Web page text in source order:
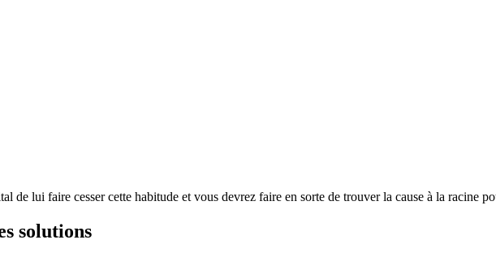
de lui faire cesser cette habitude et vous devrez faire en sorte de trouver la cause à la racine
solutions